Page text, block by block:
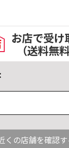
お店で受け
（送料無料
くの店舗を確認す